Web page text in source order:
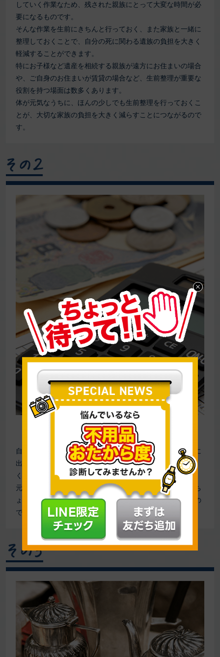
していく作業なため、残された親族にとって大変な時間が必
要になるものです。
そんな作業を生前にきちんと行っておく、また家族と一緒に
整理しておくことで、自分の死に関わる遺族の負担を大きく
軽減することができます。
特にお子様など遺産を相続する親族が遠方にお住まいの場合
や、ご自身のお住まいが賃貸の場合など、生前整理が重要な
役割を持つ場面は数多くあります。
体が元気なうちに、ほんの少しでも生前整理を行っておくこ
とが、大切な家族の負担を大きく減らすことにつながるので
す。
残すお金を少しでも増やすことができる
自分のモノを捨てるか残すか選択するだけではなく、買取に
出すという選択肢をとることで、モノとしての相続ではな
く、お金としての相続が可能になります。
元気なうちに買取をしてもらい、そのお金で家族旅行などち
ょっとした贅沢をしてみるのも、立派な生前整理の一つなの
ではないでしょうか。